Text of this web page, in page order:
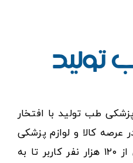
طب تولید با افتخار
در عرصه کالا و لوازم پزشکی
توانسته مورد اعتماد بیش از ۱۲۰ هزار نفر کاربر تا به